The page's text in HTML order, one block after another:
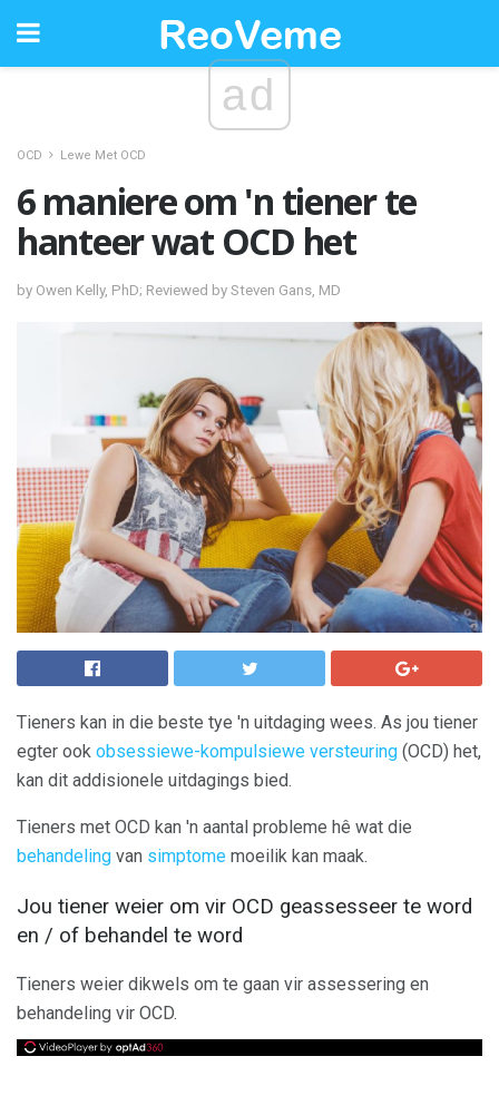
ad
OCD Lewe Met OCD
6 maniere om 'n tiener te
hanteer wat OCD het
by Owen Kelly, PhD; Reviewed by Steven Gans, MD
Tieners kan in die beste tye 'n uitdaging wees. As jou tiener
egter ook obsessiewe-kompulsiewe versteuring (OCD) het,
kan dit addisionele uitdagings bied.
Tieners met OCD kan 'n aantal probleme hê wat die
behandeling van simptome moeilik kan maak.
Jou tiener weier om vir OCD geassesseer te word
en / of behandel te word
Tieners weier dikwels om te gaan vir assessering en
behandeling vir OCD.